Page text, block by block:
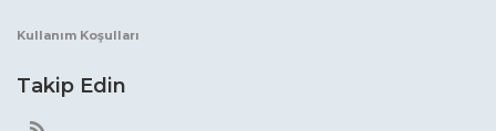
Kullanım Koşulları
Takip Edin